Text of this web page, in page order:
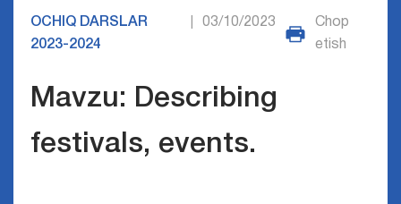
OCHIQ DARSLAR
2023-2024
03/10/2023
Chop
etish
Mavzu: Describing
festivals, events.